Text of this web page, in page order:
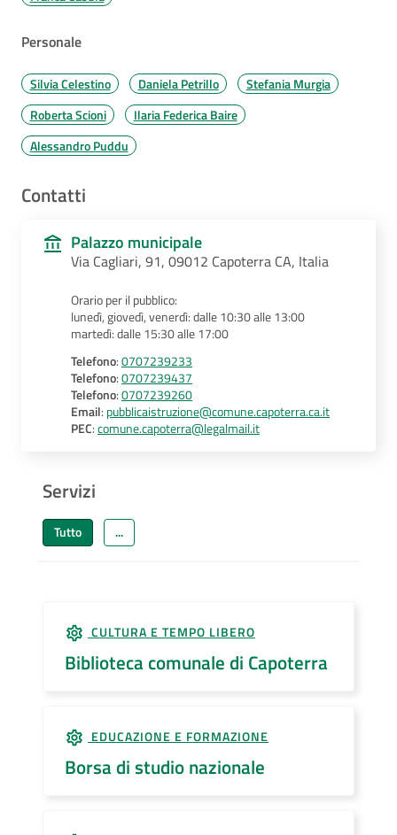
Personale
Silvia Celestino Daniela Petrillo
Stefania Murgia
Roberta Scioni
Ilaria Federica Baire
Alessandro Puddu
Contatti
Palazzo municipale
Via Cagliari, 91, 09012 Capoterra CA, Italia
Orario per il pubblico:
lunedì, giovedì, venerdì: dalle 10:30 alle 13:00
martedì: dalle 15:30 alle 17:00
Telefono:0707239233
Telefono:0707239437
Telefono:0707239260
Email: pubblicaistruzione@comune.capoterra.ca.it
PEC:comune.capoterra@legalmail.it
Servizi
Tutto ...
CULTURA E TEMPO LIBERO
Biblioteca comunale di Capoterra
EDUCAZIONE E FORMAZIONE
Borsa di studio nazionale